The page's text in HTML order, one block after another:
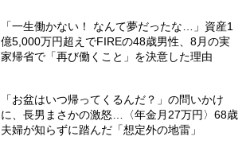
「一生働かない！ なんて夢だったな…」資産1
億5,000万円超えでFIREの48歳男性、8月の実
家帰省で「再び働くこと」を決意した理由
「お盆はいつ帰ってくるんだ？」の問いかけ
に、長男まさかの激怒…〈年金月27万円〉68歳
夫婦が知らずに踏んだ「想定外の地雷」